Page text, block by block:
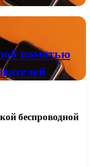
памятью
беспроводной